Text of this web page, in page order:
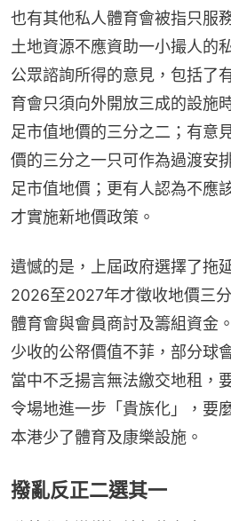
也有其他私人體育會被指只服
土地資源不應資助一小撮人的
公眾諮詢所得的意見，包括了
育會只須向外開放三成的設施
足市值地價的三分之二；有意
價的三分之一只可作為過渡安
足市值地價；更有人認為不應
才實施新地價政策。
遺憾的是，上屆政府選擇了拖
2026至2027年才徵收地價三
體育會與會員商討及籌組資金
少收的公帑價值不菲，部分球
當中不乏揚言無法繳交地租，
令場地進一步「貴族化」，要
本港少了體育及康樂設施。
撥亂反正二選其一